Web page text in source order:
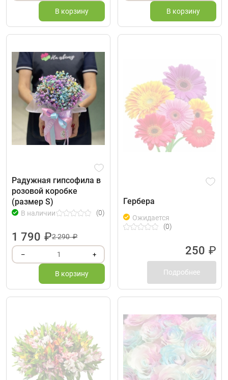
В корзину В корзину
Радужная гипсофила в
розовой коробке
(размер S)
В наличии (0)
1 790 ₽2 290 ₽
– 1 +
В корзину
Гербера
Ожидается
(0)
250 ₽
Подробнее